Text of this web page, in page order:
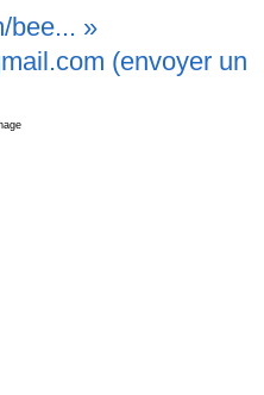
bee... »
.com (envoyer un